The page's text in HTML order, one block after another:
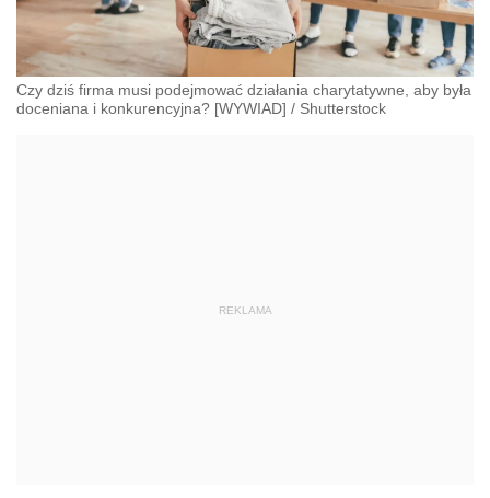
Czy dziś firma musi podejmować działania charytatywne, aby była
doceniana i konkurencyjna? [WYWIAD] / Shutterstock